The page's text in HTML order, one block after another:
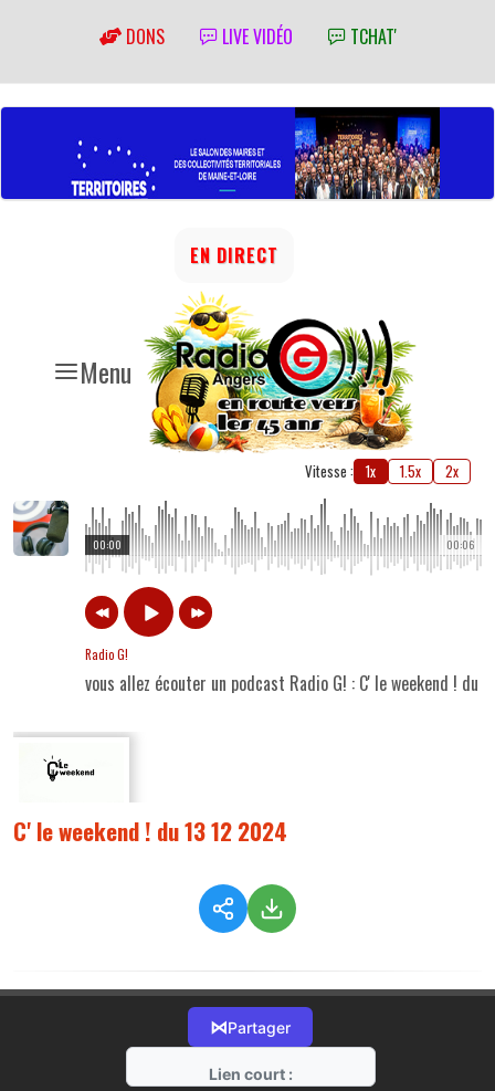
DONS LIVE VIDÉO TCHAT'
Menu
EN DIRECT
Vitesse : 1x 1.5x 2x
00:06
00:00
Radio G!
vous allez écouter un podcast Radio G! : C' le weekend ! du
C' le weekend ! du 13 12 2024
⋈Partager
Lien court :